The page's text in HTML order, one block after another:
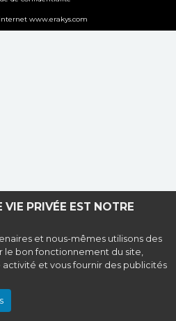
VIE PRIVÉE EST NOTRE
et nous-mêmes utilisons des
le bon fonctionnement du site,
et vous fournir des publicités
www.erakys.com